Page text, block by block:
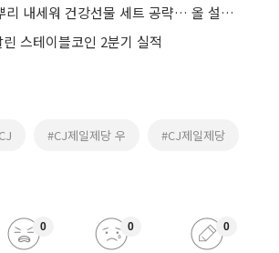
CJ제일제당, 한뿌리 내세워 건강선물 세트 공략… 올 설에만 150억 매출 목표
스테이블코인 2분기 실적
#CJ제일제당 우 #CJ제일제당
0 0 0